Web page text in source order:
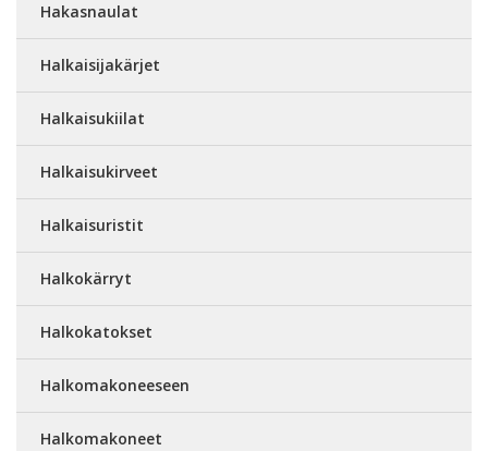
Hakasnaulat
Halkaisijakärjet
Halkaisukiilat
Halkaisukirveet
Halkaisuristit
Halkokärryt
Halkokatokset
Halkomakoneeseen
Halkomakoneet